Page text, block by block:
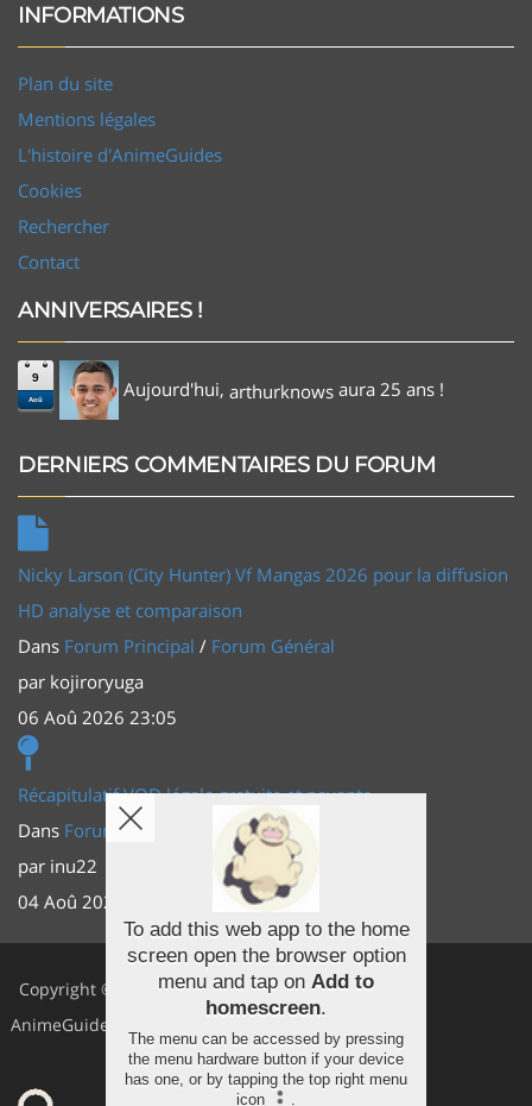
INFORMATIONS
Plan du site
Mentions légales
L'histoire d'AnimeGuides
Cookies
Rechercher
Contact
ANNIVERSAIRES !
9
Aoû Aujourd'hui, arthurknows aura 25 ans !
DERNIERS COMMENTAIRES DU FORUM
Nicky Larson (City Hunter) Vf Mangas 2026 pour la diffusion
HD analyse et comparaison
Dans Forum Principal / Forum Général
par kojiroryuga
06 Aoû 2026 23:05
Récapitulatif VOD légale gratuite et payante
Dans Forum Principal
Actus (TV, vidéo, web)
par inu22
04 Aoû 2026 20:30
Copyright ©
AnimeGuides
Facebook
Youtube
Twitter
To add this web app to the home
screen open the browser option
menu and tap on Add to
homescreen.
The menu can be accessed by pressing
the menu hardware button if your device
has one, or by tapping the top right menu
icon
.